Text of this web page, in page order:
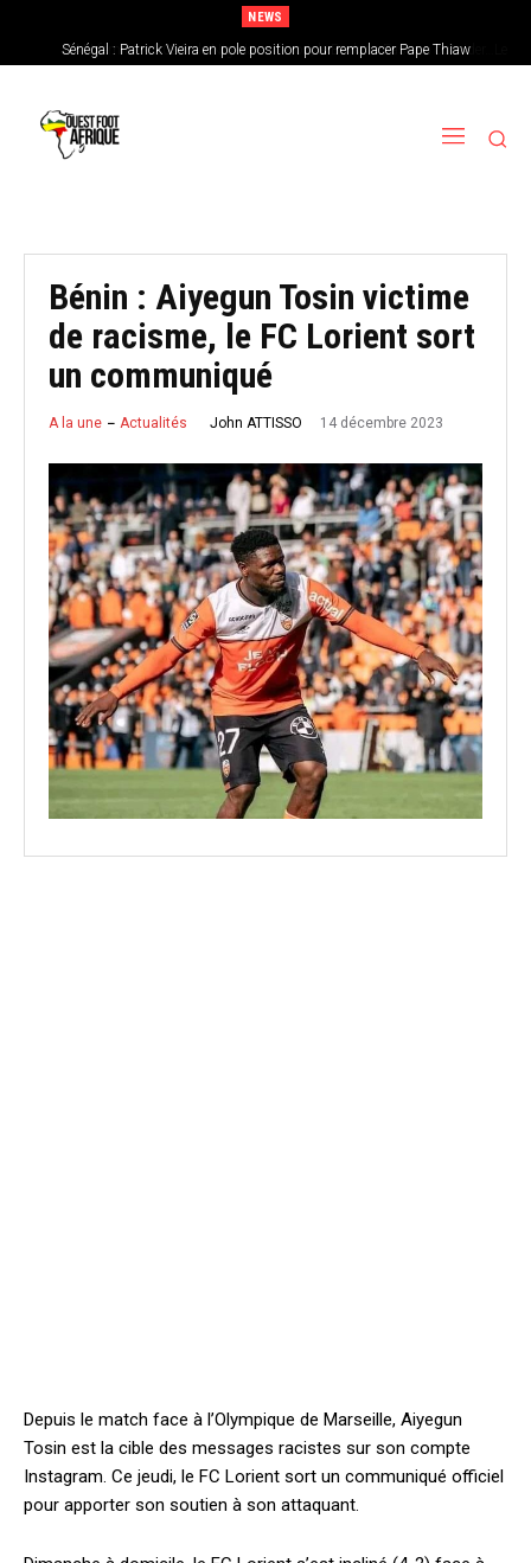
NEWS
Sénégal : Patrick Vieira en pole position pour remplacer Pape Thiaw
CAN féminine 2026 : le Nigeria en favori, le Burkina Faso en outsider…Les
chances de l’Afrique de l’Ouest
Bénin : Aiyegun Tosin victime
de racisme, le FC Lorient sort
un communiqué
A la une Actualités John ATTISSO 14 décembre 2023
Depuis le match face à l’Olympique de Marseille, Aiyegun
Tosin est la cible des messages racistes sur son compte
Instagram. Ce jeudi, le FC Lorient sort un communiqué officiel
pour apporter son soutien à son attaquant.